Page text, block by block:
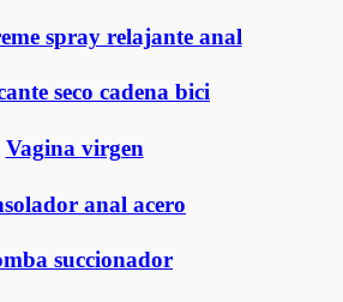
spray relajante anal
seco cadena bici
Vagina virgen
anal acero
succionador